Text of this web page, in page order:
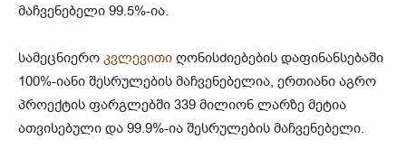
მაჩვენებელი 99.5%-ია.
სამეცნიერო კვლევითი ღონისძიებების დაფინანსებაში
100%-იანი შესრულების მაჩვენებელია, ერთიანი აგრო
პროექტის ფარგლებში 339 მილიონ ლარზე მეტია
ათვისებული და 99.9%-ია შესრულების მაჩვენებელი.